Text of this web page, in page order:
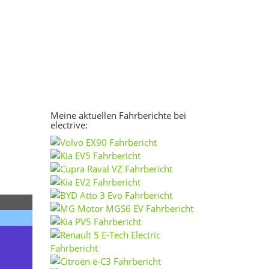
Meine aktuellen Fahrberichte bei
electrive: